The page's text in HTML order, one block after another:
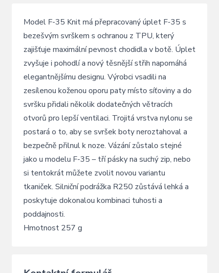
Model F-35 Knit má přepracovaný úplet F-35 s
bezešvým svrškem s ochranou z TPU, který
zajišťuje maximální pevnost chodidla v botě. Úplet
zvyšuje i pohodlí a nový těsnější střih napomáhá
elegantnějšímu designu. Výrobci vsadili na
zesílenou koženou oporu paty místo síťoviny a do
svršku přidali několik dodatečných větracích
otvorů pro lepší ventilaci. Trojitá vrstva nylonu se
postará o to, aby se svršek boty neroztahoval a
bezpečně přilnul k noze. Vázání zůstalo stejné
jako u modelu F-35 – tří pásky na suchý zip, nebo
si tentokrát můžete zvolit novou variantu
tkaniček. Silniční podrážka R250 zůstává lehká a
poskytuje dokonalou kombinaci tuhosti a
poddajnosti.
Hmotnost 257 g